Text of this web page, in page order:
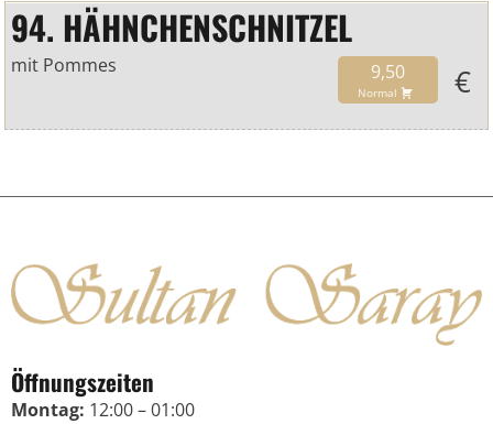
94. HÄHNCHENSCHNITZEL
9,50
Normal €
mit Pommes
Öffnungszeiten
Montag: 12:00 – 01:00